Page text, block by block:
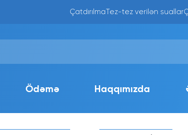
Çatdırılma Tez-tez verilən suallar
Ödəmə Haqqımızda